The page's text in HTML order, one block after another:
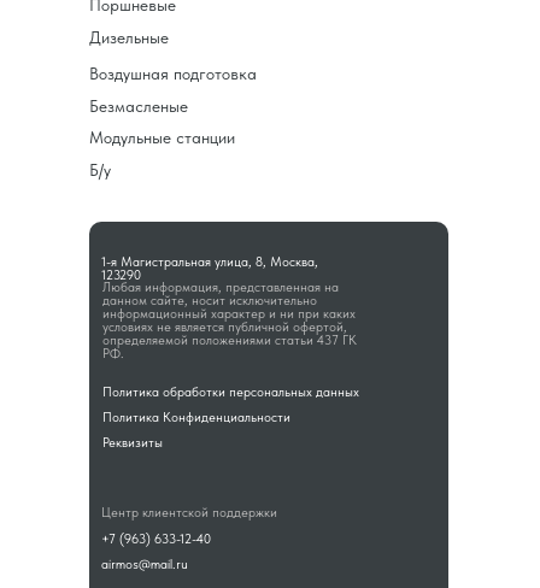
Любая информация, представленная на
данном сайте, носит исключительно
информационный характер и ни при каких
условиях не является публичной офертой,
определяемой положениями статьи 437 ГК
РФ.
1-я Магистральная улица, 8, Москва,
123290
Поршневые
Дизельные
Воздушная подготовка
Безмасленые
Модульные станции
Б/у
Политика обработки персональных данных
Политика Конфиденциальности
Реквизиты
Центр клиентской поддержки
+7 (963) 633-12-40
airmos@mail.ru